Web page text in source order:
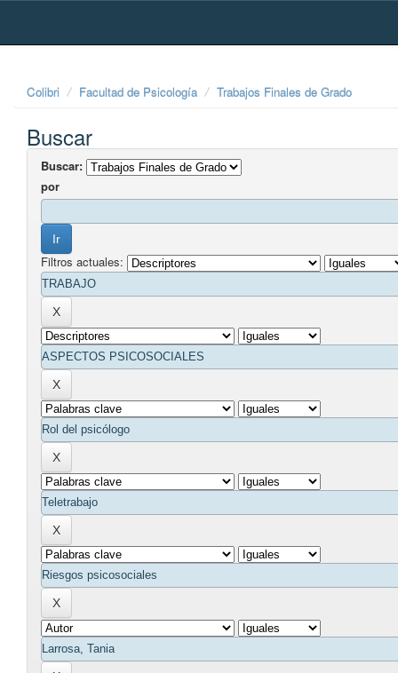
Skip
Colibri Facultad de Psicología Trabajos Finales de Grado
Buscar
Buscar:
por
Filtros actuales: